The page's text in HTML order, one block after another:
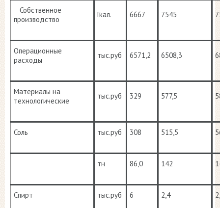
Собственное
производство
Гкал. 6667 7545
Операционные
расходы
тыс.руб 6571,2 6508,3
Материалы на
технологические
тыс.руб 329 577,5
Соль тыс.руб 308 515,5
тн 86,0 142
Спирт тыс.руб 6 2,4